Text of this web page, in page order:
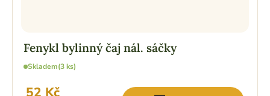
Fenykl bylinný čaj nál. sáčky
Skladem(3 ks)
52 Kč